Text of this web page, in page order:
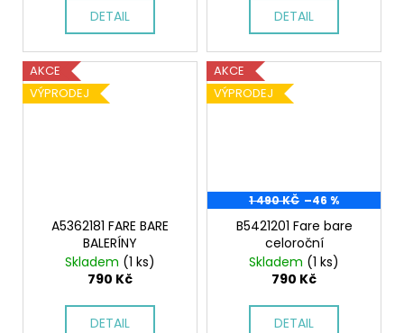
DETAIL DETAIL
AKCE
VÝPRODEJ
A5362181 FARE BARE
BALERÍNY
Skladem (1 ks)
790 Kč
DETAIL
AKCE
VÝPRODEJ
1 490 KČ –46 %
B5421201 Fare bare
celoroční
Skladem (1 ks)
790 Kč
DETAIL